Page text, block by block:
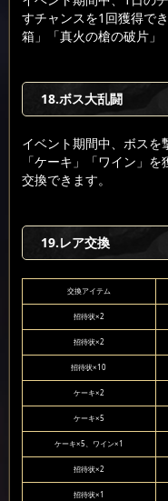
すチャンスを1回獲得で
箱」「真火の槍の破片」
18.ボス大乱闘
イベント期間中、ボスを
「ケーキ」「ワイン」
交換できます。
19.レア交換
交換アイテム
招待状×2
招待状×2
招待状×10
ケーキ×2
ケーキ×5
ケーキ×5、ワイン×1
招待状×2
招待状×1